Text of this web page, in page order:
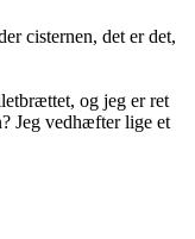
cisternen, det er det,
og jeg er ret
Jeg vedhæfter lige et